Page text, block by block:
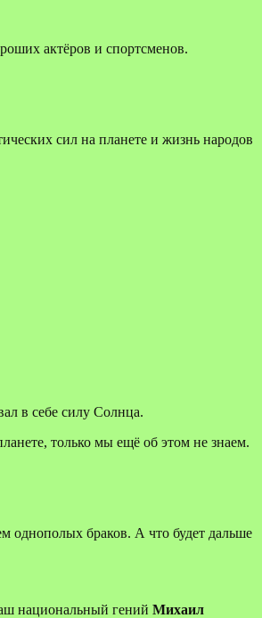
актёров и спортсменов.
сил на планете и жизнь народов
в себе силу Солнца.
только мы ещё об этом не знаем.
однополых браков. А что будет дальше
национальный гений Михаил